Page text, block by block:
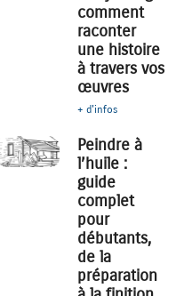
comment
raconter
une histoire
à travers vos
œuvres
+ d'infos
Peindre à
l’huile :
guide
complet
pour
débutants,
de la
préparation